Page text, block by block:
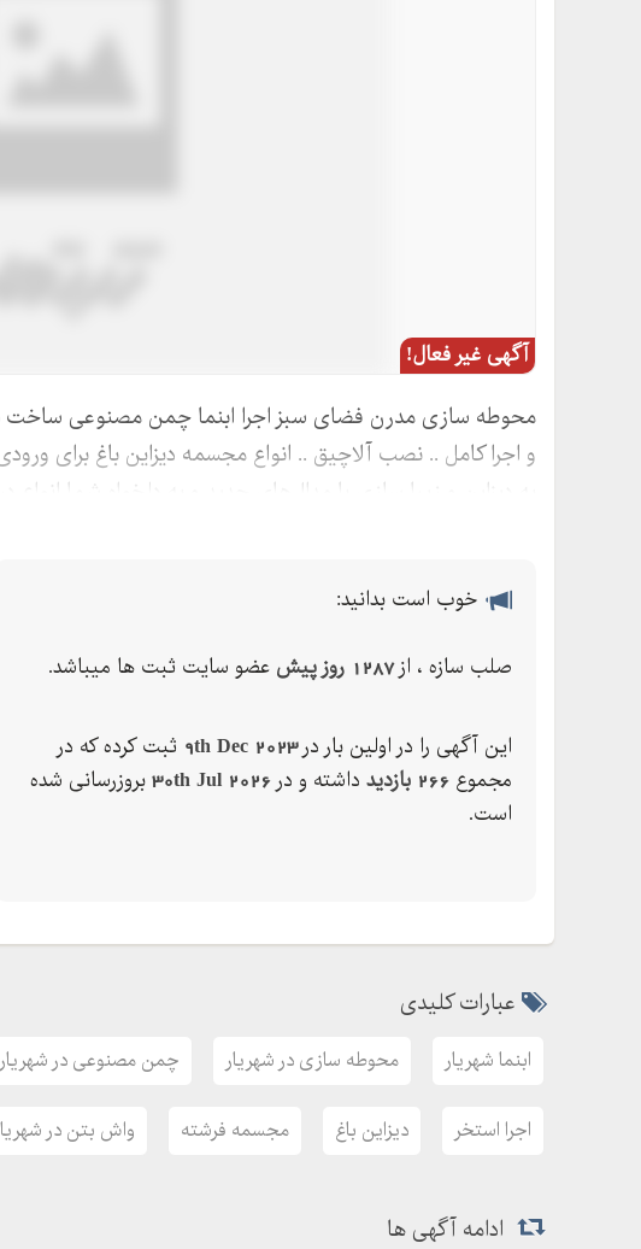
آگهی غیر فعال!
محوطه سازی مدرن فضای سبز اجرا ابنما چمن مصنوعی ساخت
و اجرا کامل .. نصب آلاچیق .. انواع مجسمه دیزاین باغ برای
به دیزاین و زیبا سازی با مدال‌های جدید و به دلخواه شما
خوب است بدانید:
صلب سازه ، از1287 روز پیش عضو سایت ثبت ها میباشد.
این آگهی را در اولین بار در9th Dec 2023 ثبت کرده که در
مجموع 266 بازدید داشته و در 30th Jul 2026 بروزرسانی شده
است.
عبارات کلیدی
ابنما شهریار محوطه سازی در شهریار چمن مصنوعی در شهریار
اجرا استخر دیزاین باغ مجسمه فرشته واش بتن در
ادامه آگهی ها